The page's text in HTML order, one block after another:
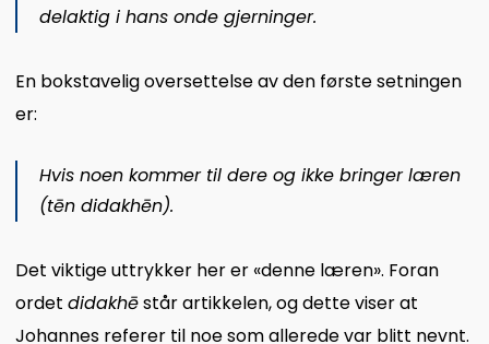
delaktig i hans onde gjerninger.
En bokstavelig oversettelse av den første setningen
er:
Hvis noen kommer til dere og ikke bringer læren
(tēn didakhēn).
Det viktige uttrykker her er «denne læren». Foran
ordet didakhēstår artikkelen, og dette viser at
Johannes referer til noe som allerede var blitt nevnt.